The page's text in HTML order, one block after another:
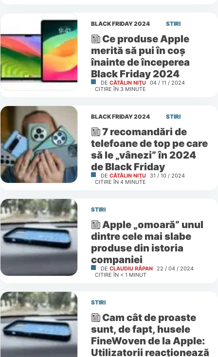
BLACK FRIDAY 2024 STIRI
Ce produse Apple
merită să pui în coș
înainte de începerea
Black Friday 2024
DE CĂTĂLIN NIȚU 04 / 11 / 2024
CITIRE ÎN 3 MINUTE
BLACK FRIDAY 2024 STIRI
7 recomandări de
telefoane de top pe care
să le „vânezi” în 2024
de Black Friday
DE CĂTĂLIN NIȚU
31 / 10 / 2024
CITIRE ÎN 4 MINUTE
STIRI
Apple „omoară” unul
dintre cele mai slabe
produse din istoria
companiei
DE CLAUDIU RÂPAN 22 / 04 / 2024
CITIRE ÎN < 1 MINUT
STIRI
Cam cât de proaste
sunt, de fapt, husele
FineWoven de la Apple:
Utilizatorii reacționează